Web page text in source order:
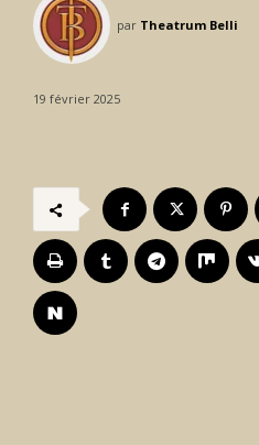
par Theatrum Belli
19 février 2025